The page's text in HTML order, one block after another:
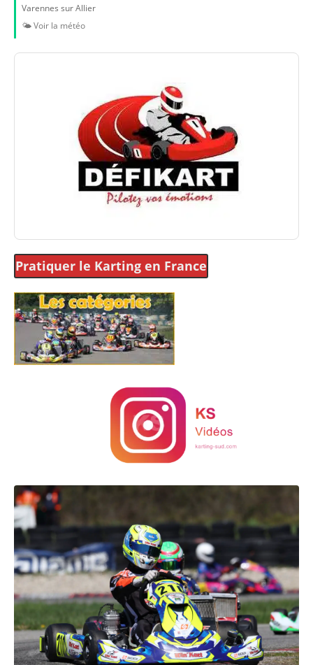
Varennes sur Allier
🌤️ Voir la météo
Pratiquer le Karting en France